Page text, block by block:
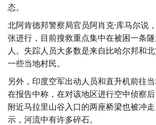
态。
北阿肯德邦警察局官员阿肖克·库马尔说
张进行，目前搜救重点集中在被困一条
人。失踪人员大多数是来自比哈尔邦和
一些当地村民。
另外，印度空军出动人员和直升机前往
在报告中称，在对该地区进行空中侦察
附近马拉里山谷入口的两座桥梁也被冲
示，河流中有许多碎石。